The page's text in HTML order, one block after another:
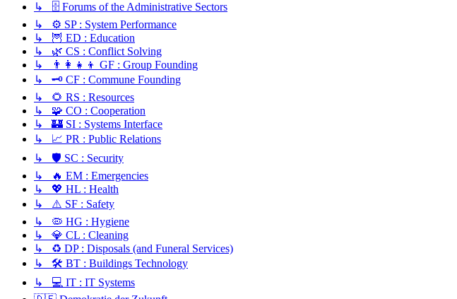
↳ 🗄️ Forums of the Administrative Sectors
↳ ⚙️ SP : System Performance
↳ 🦉 ED : Education
↳ 🌿 CS : Conflict Solving
↳ 👨‍👩‍👧‍👦 GF : Group Founding
↳ 🗝️ CF : Commune Founding
↳ 🌻 RS : Resources
↳ 🧩 CO : Cooperation
↳ 🏰 SI : Systems Interface
↳ 📈 PR : Public Relations
↳ 🛡️ SC : Security
↳ 🔥 EM : Emergencies
↳ 💖 HL : Health
↳ ⚠️ SF : Safety
↳ 🦠 HG : Hygiene
↳ 💎 CL : Cleaning
↳ ♻️ DP : Disposals (and Funeral Services)
↳ 🛠️ BT : Buildings Technology
↳ 💻 IT : IT Systems